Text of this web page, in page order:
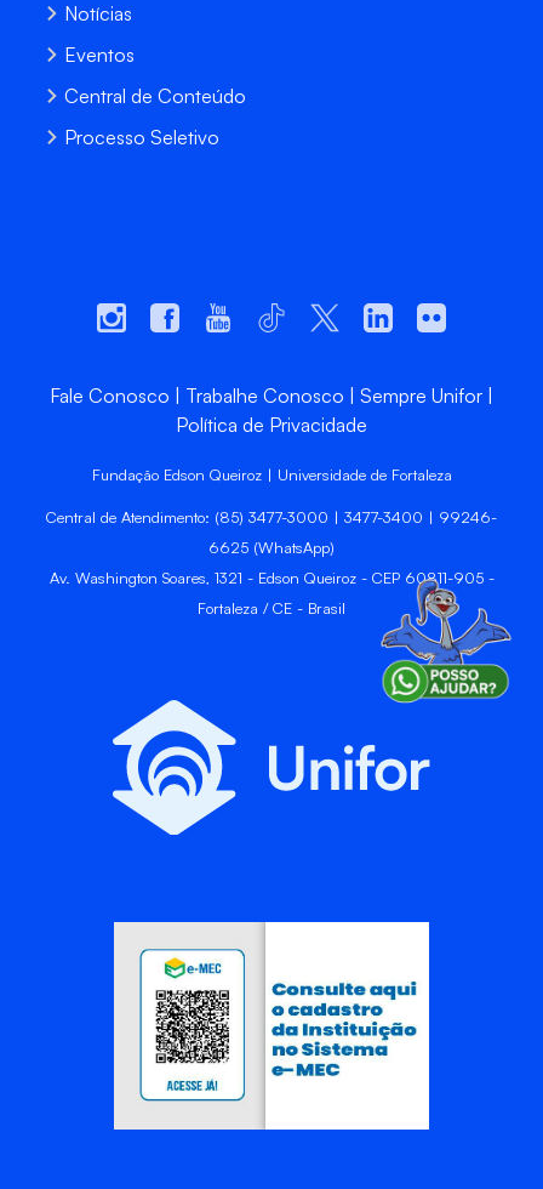
Notícias
Eventos
Central de Conteúdo
Processo Seletivo
Fale Conosco Trabalhe Conosco
Sempre Unifor
Política de Privacidade
Fundação Edson Queiroz | Universidade de Fortaleza
Central de Atendimento: (85) 3477-3000 | 3477-3400 | 99246-
6625 (WhatsApp)
Av. Washington Soares, 1321 - Edson Queiroz - CEP 60811-905 -
Fortaleza / CE - Brasil